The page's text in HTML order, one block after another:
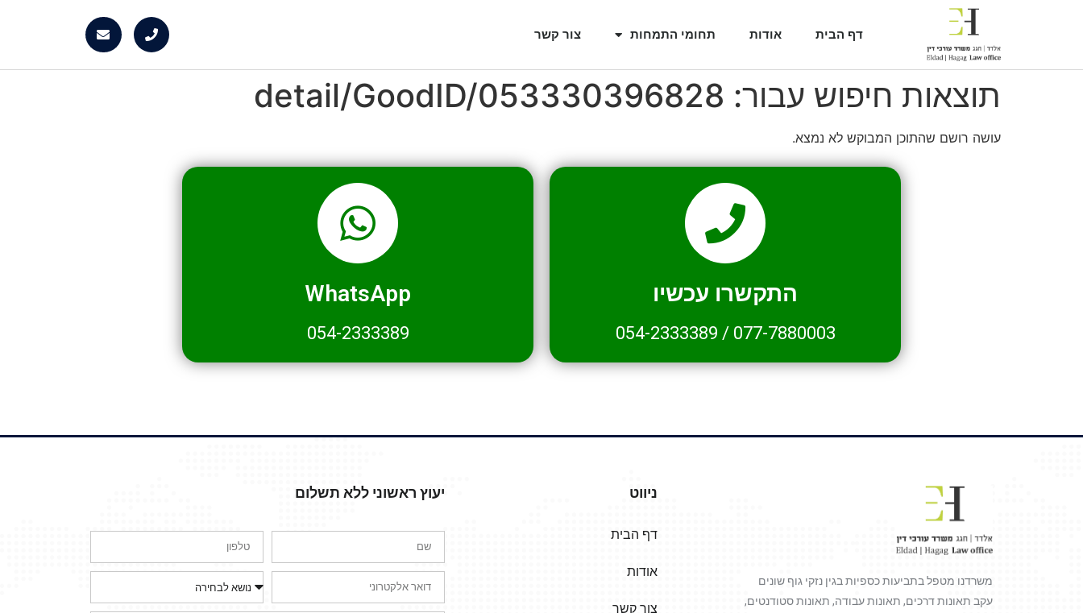
דף הבית אודות תחומי התמחות צור קשר
תוצאות חיפוש עבור: detail/GoodID/053330396828
עושה רושם שהתוכן המבוקש לא נמצא.
התקשרו עכשיו
077-7880003
/
054-2333389
WhatsApp
054-2333389
משרדנו מטפל בתביעות כספיות בגין נזקי גוף שונים
עקב תאונות דרכים, תאונות עבודה, תאונות סטודנטים,
ניווט
דף הבית
אודות
צור קשר
יעוץ ראשוני ללא תשלום